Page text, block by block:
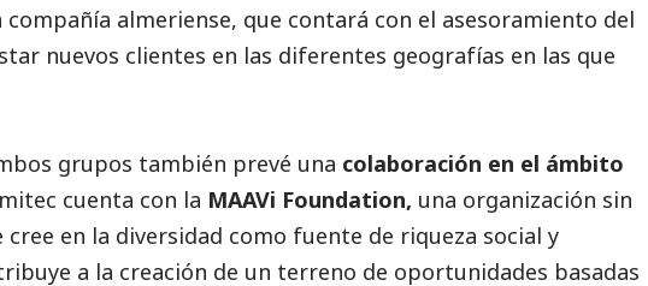
compañía almeriense, que contará con el asesoramiento del
nuevos clientes en las diferentes geografías en las que
grupos también prevé una colaboración en el ámbito
cuenta con la MAAVi Foundation, una organización sin
cree en la diversidad como fuente de riqueza social y
a la creación de un terreno de oportunidades basadas